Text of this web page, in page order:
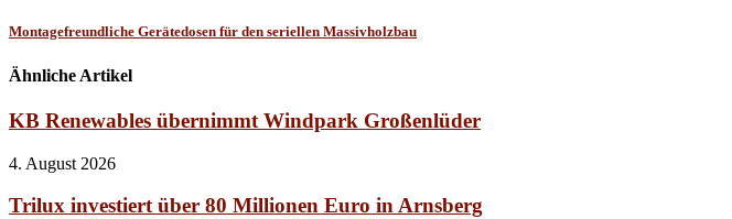
Montagefreundliche Gerätedosen für den seriellen Massivholzbau
Ähnliche Artikel
KB Renewables übernimmt Windpark Großenlüder
4. August 2026
Trilux investiert über 80 Millionen Euro in Arnsberg